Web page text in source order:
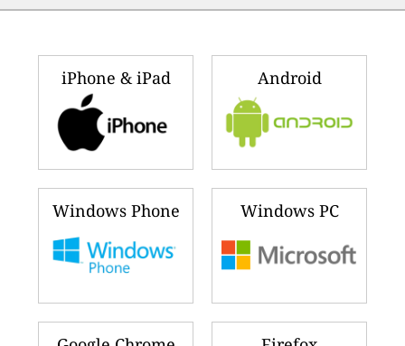
iPhone & iPad Android
Windows Phone Windows PC